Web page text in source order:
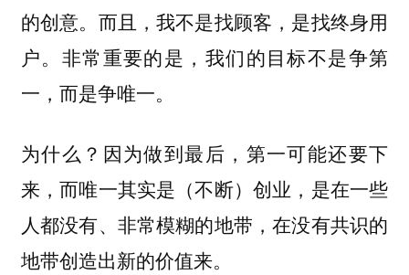
的创意。而且，我不是找顾客，是找终身用
户。非常重要的是，我们的目标不是争第
一，而是争唯一。
为什么？因为做到最后，第一可能还要下
来，而唯一其实是（不断）创业，是在一些
人都没有、非常模糊的地带，在没有共识的
地带创造出新的价值来。